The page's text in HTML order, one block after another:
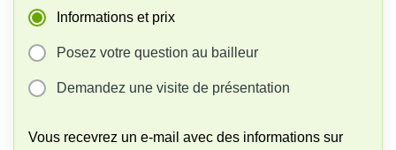
Informations et prix
Posez votre question au bailleur
Demandez une visite de présentation
Vous recevrez un e-mail avec des informations sur